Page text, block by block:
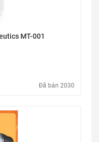
MT-001
Đã bán 2030